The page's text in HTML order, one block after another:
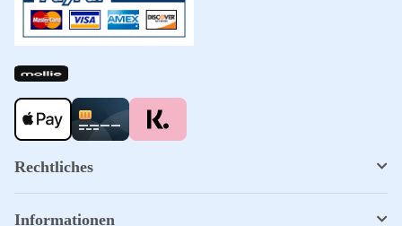
Rechtliches
Informationen